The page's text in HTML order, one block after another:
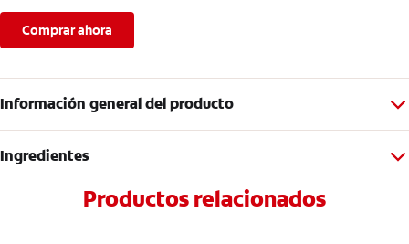
Comprar ahora
Información general del producto
Ingredientes
Productos relacionados